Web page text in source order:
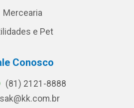
Mercearia
e Pet
Conosco
(81) 2121-8888
sak@kk.com.br